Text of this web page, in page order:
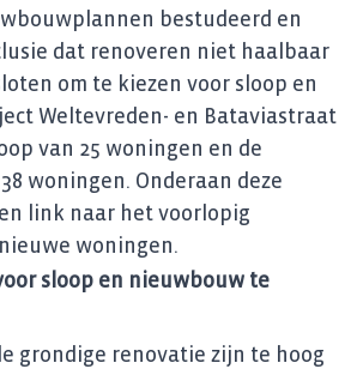
bestudeerd en
dat renoveren niet haalbaar
om te kiezen voor sloop en
Weltevreden- en Bataviastraat
van 25 woningen en de
woningen. Onderaan deze
link naar het voorlopig
woningen.
sloop en nieuwbouw te
grondige renovatie zijn te hoog